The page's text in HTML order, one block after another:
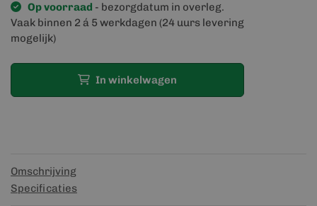
Op voorraad - bezorgdatum in overleg.
Vaak binnen 2 á 5 werkdagen (24 uurs levering
mogelijk)
In winkelwagen
Omschrijving
Specificaties